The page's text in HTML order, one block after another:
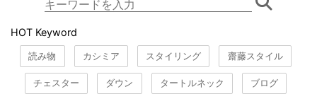
HOT Keyword
読み物 カシミア スタイリング 齋藤スタイル
チェスター ダウン タートルネック ブログ